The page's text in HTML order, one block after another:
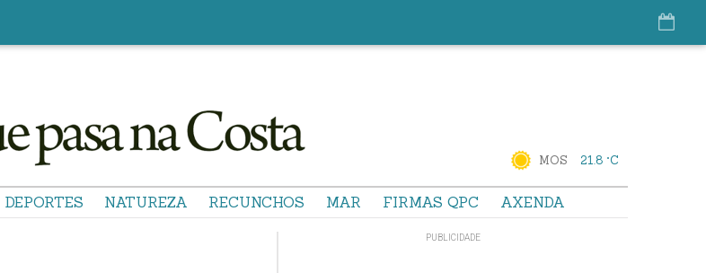
MOS 21.8 °C
DEPORTES NATUREZA RECUNCHOS MAR FIRMAS QPC AXENDA